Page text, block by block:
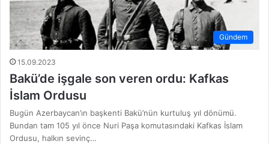
Gündem
15.09.2023
Bakü’de işgale son veren ordu: Kafkas
İslam Ordusu
Bugün Azerbaycan’ın başkenti Bakü’nün kurtuluş yıl dönümü.
Bundan tam 105 yıl önce Nuri Paşa komutasındaki Kafkas İslam
Ordusu, halkın sevinç…